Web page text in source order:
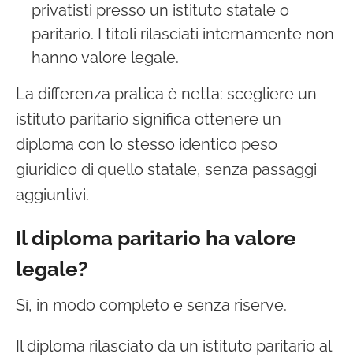
privatisti presso un istituto statale o
paritario. I titoli rilasciati internamente non
hanno valore legale.
La differenza pratica è netta: scegliere un
istituto paritario significa ottenere un
diploma con lo stesso identico peso
giuridico di quello statale, senza passaggi
aggiuntivi.
Il diploma paritario ha valore
legale?
Sì, in modo completo e senza riserve.
Il diploma rilasciato da un istituto paritario al